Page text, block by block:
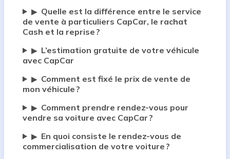
▶ Quelle est la différence entre le service
de vente à particuliers CapCar, le rachat
Cash et la reprise ?
▶ L’estimation gratuite de votre véhicule
avec CapCar
▶ Comment est fixé le prix de vente de
mon véhicule ?
▶ Comment prendre rendez-vous pour
vendre sa voiture avec CapCar ?
▶ En quoi consiste le rendez-vous de
commercialisation de votre voiture ?